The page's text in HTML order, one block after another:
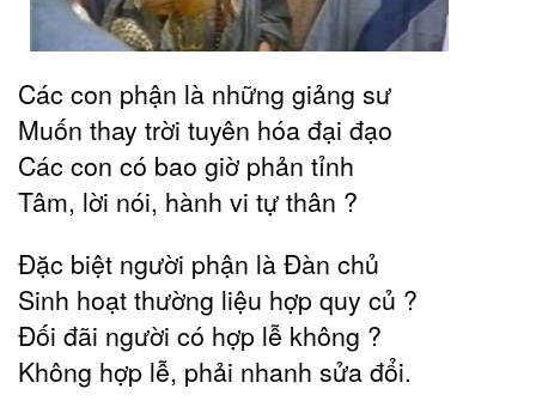
Các con phận là những giảng sư
Muốn thay trời tuyên hóa đại đạo
Các con có bao giờ phản tỉnh
Tâm, lời nói, hành vi tự thân ?
Đặc biệt người phận là Đàn chủ
Sinh hoạt thường liệu hợp quy củ ?
Đối đãi người có hợp lễ không ?
Không hợp lễ, phải nhanh sửa đổi.